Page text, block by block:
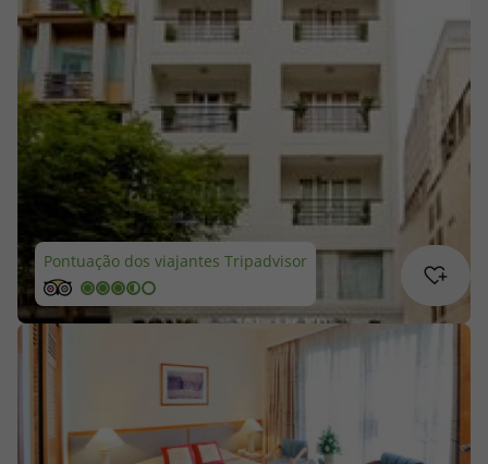
Cruzeiros
Promoções
Especialistas
Cheque Viagem
Rede de Lojas
Blog TopViagens
Área de Cliente
Pontuação dos viajantes Tripadvisor